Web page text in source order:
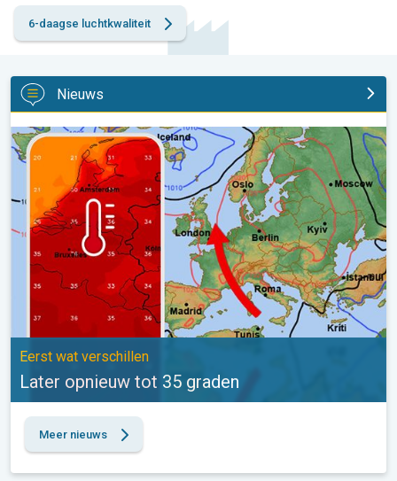
6-daagse luchtkwaliteit
Nieuws
Later opnieuw tot 35 graden. Eerst wat verschillen. . .
Eerst wat verschillen
Later opnieuw tot 35 graden
Meer nieuws